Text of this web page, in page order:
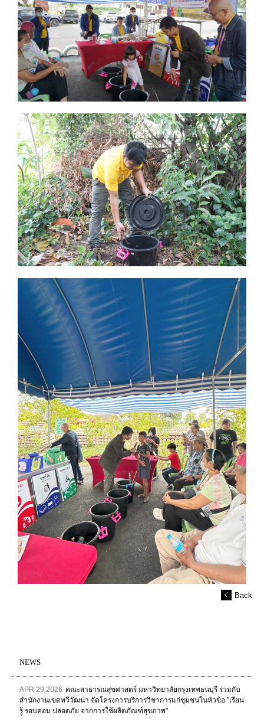
Back
NEWS
APR 29,2026 คณะสาธารณสุขศาสตร์ มหาวิทยาลัยกรุงเทพธนบุรี ร่วมกับ
สำนักงานเขตทวีวัฒนา จัดโครงการบริการวิชาการแก่ชุมชนในหัวข้อ "เรียน
รู้ รอบคอบ ปลอดภัย จากการใช้ผลิตภัณฑ์สุขภาพ"